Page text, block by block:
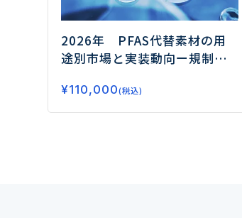
2026年 PFAS代替素材の用
途別市場と実装動向ー規制対
力競争の勝ち筋ー
¥110,000(税込)